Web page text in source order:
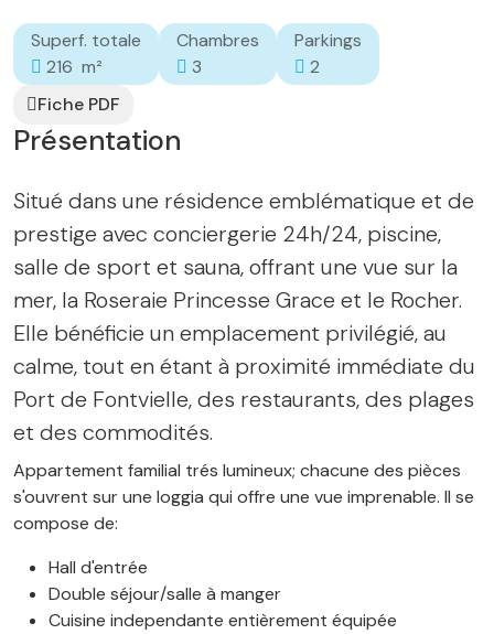
Superf. totale
216 m²
Chambres
3
Parkings
2
Fiche PDF
Présentation
Situé dans une résidence emblématique et de
prestige avec conciergerie 24h/24, piscine,
salle de sport et sauna, offrant une vue sur la
mer, la Roseraie Princesse Grace et le Rocher.
Elle bénéficie un emplacement privilégié, au
calme, tout en étant à proximité immédiate du
Port de Fontvielle, des restaurants, des plages
et des commodités.
Appartement familial trés lumineux; chacune des pièces
s'ouvrent sur une loggia qui offre une vue imprenable. Il se
compose de:
Hall d'entrée
Double séjour/salle à manger
Cuisine independante entièrement équipée